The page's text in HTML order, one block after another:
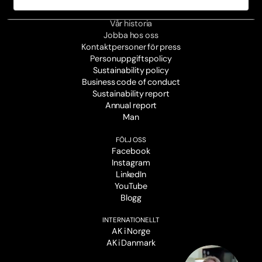
OM OSS
Vår historia
Jobba hos oss
Kontaktpersoner för press
Personuppgiftspolicy
Sustainability policy
Business code of conduct
Sustainability report
Annual report
Man
FÖLJ OSS
Facebook
Instagram
LinkedIn
YouTube
Blogg
INTERNATIONELLT
AK i Norge
AK i Danmark